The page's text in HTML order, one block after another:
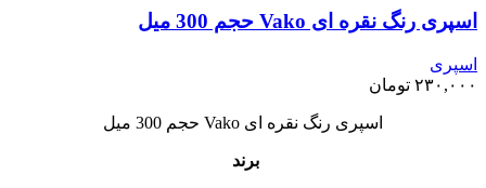
اسپری رنگ نقره ای Vako حجم 300 میل
اسپری
۲۳۰,۰۰۰ تومان
اسپری رنگ نقره ای Vako حجم 300 میل
برند